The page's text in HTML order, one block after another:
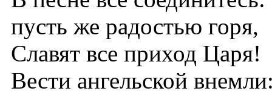
пусть же радостью горя,
Славят все приход Царя!
Вести ангельской